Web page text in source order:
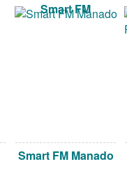
Smart FM
Smart FM Manado